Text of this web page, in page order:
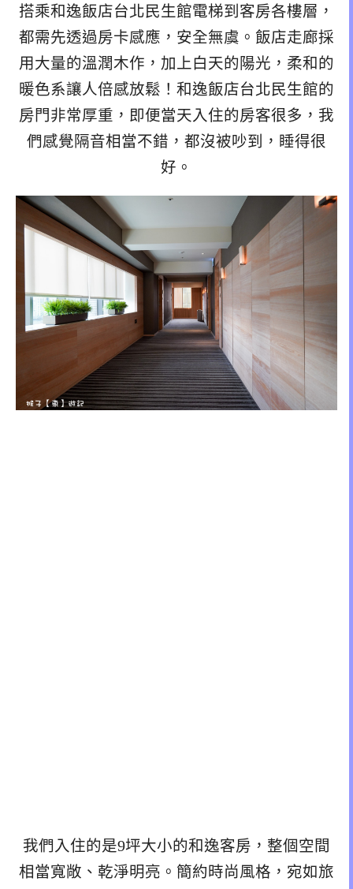
搭乘和逸飯店台北民生館電梯到客房各樓層，
都需先透過房卡感應，安全無虞。飯店走廊採
用大量的溫潤木作，加上白天的陽光，柔和的
暖色系讓人倍感放鬆！和逸飯店台北民生館的
房門非常厚重，即便當天入住的房客很多，我
們感覺隔音相當不錯，都沒被吵到，睡得很
好。
我們入住的是9坪大小的和逸客房，整個空間
相當寬敞、乾淨明亮。簡約時尚風格，宛如旅